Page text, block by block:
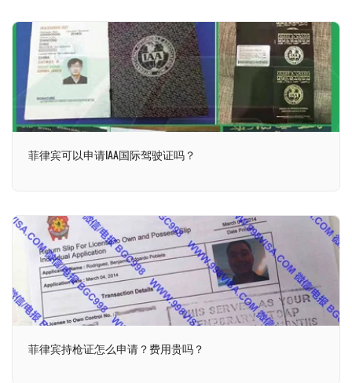
菲律宾可以申请IAA国际驾驶证吗？
菲律宾持枪证怎么申请？费用贵吗？